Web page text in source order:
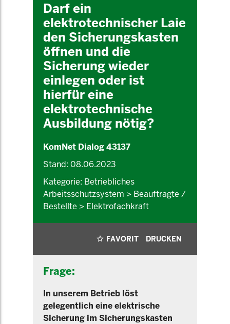
Darf ein
elektrotechnischer Laie
den Sicherungskasten
öffnen und die
Sicherung wieder
einlegen oder ist
hierfür eine
elektrotechnische
Ausbildung nötig?
KomNet Dialog 43137
Stand: 08.06.2023
Kategorie: Betriebliches
Arbeitsschutzsystem > Beauftragte /
Bestellte > Elektrofachkraft
FAVORIT DRUCKEN
Frage:
In unserem Betrieb löst
gelegentlich eine elektrische
Sicherung im Sicherungskasten